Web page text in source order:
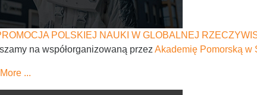
POLSKIEJ NAUKI W GLOBALNEJ
na współorganizowaną przez Akademię Pomorską w
...